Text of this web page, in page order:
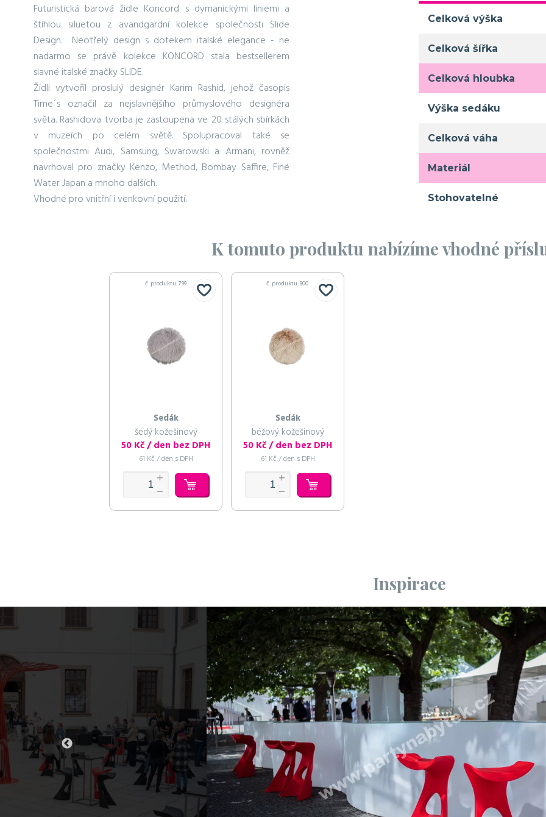
Futuristická barová židle Koncord s dymanickými liniemi a
štíhlou siluetou z avandgardní kolekce společnosti Slide
Design. Neotřelý design s dotekem italské elegance - ne
nadarmo se právě kolekce KONCORD stala bestsellerem
slavné italské značky SLIDE.
Židli vytvořil proslulý designér Karim Rashid, jehož časopis
Time´s označil za nejslavnějšího průmyslového designéra
světa. Rashidova tvorba je zastoupena ve 20 stálých sbírkách
v muzeích po celém světě. Spolupracoval také se
společnostmi Audi, Samsung, Swarowski a Armani, rovněž
navrhoval pro značky Kenzo, Method, Bombay Saffire, Finé
Water Japan a mnoho dalších.
Vhodné pro vnitřní i venkovní použití.
Celková výška
Celková šířka
Celková hloubka
Výška sedáku
Celková váha
Materiál
Stohovatelné
K tomuto produktu nabízíme vhodné
č. produktu: 799
Sedák
šedý kožešinový
50 Kč / den bez DPH
61 Kč / den s DPH
č. produktu: 800
Sedák
béžový kožešinový
50 Kč / den bez DPH
61 Kč / den s DPH
Inspirace